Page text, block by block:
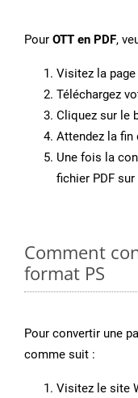
Pour OTT en PDF,
Visitez la page
Téléchargez
Cliquez sur le
Attendez la fin
Une fois la
fichier PDF
Comment
format PS
Pour convertir une
comme suit :
Visitez le site